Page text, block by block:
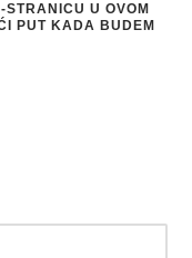
U OVOM
PUT KADA BUDEM